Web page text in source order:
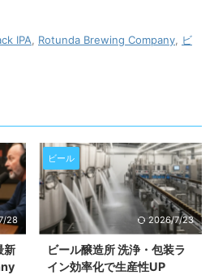
IPA Rotunda Brewing Company
ビ
28
新
ビール
2026/7/23
ビール醸造所 洗浄・包装ラ
イン効率化で生産性UP